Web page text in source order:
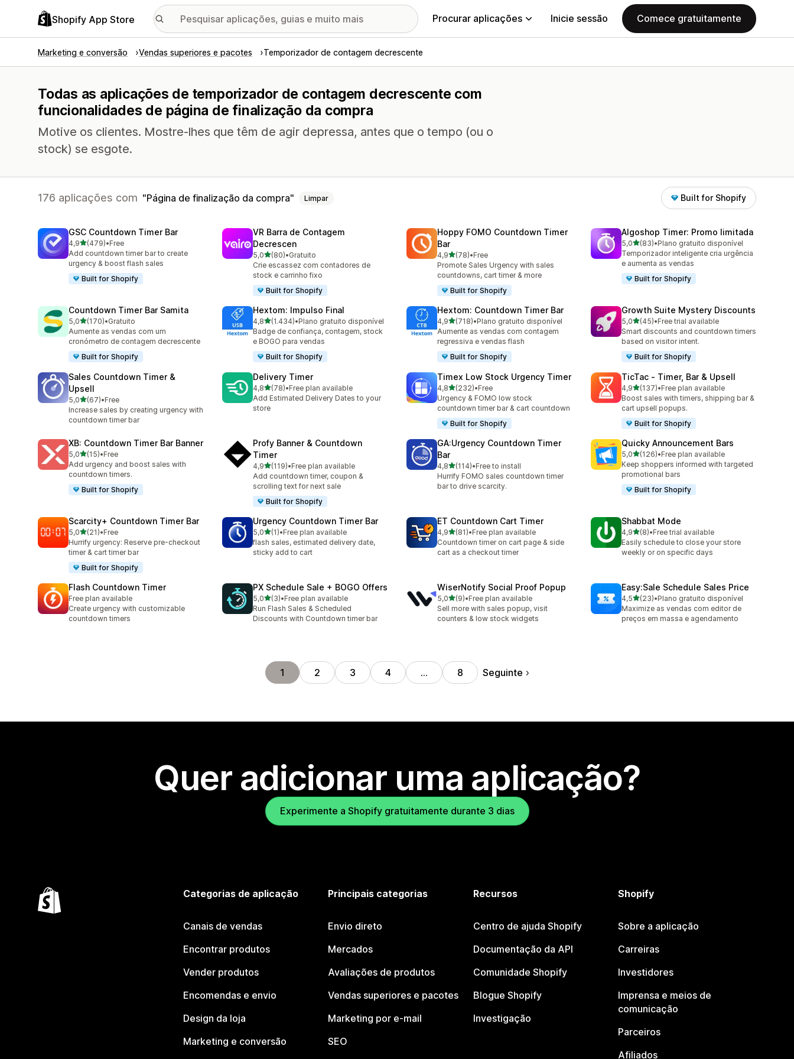
Shopify App Store Procurar aplicações Inicie sessão Comece gratuitamente
Marketing e conversão Vendas superiores e pacotes Temporizador de contagem decrescente
Todas as aplicações de temporizador de contagem decrescente com
funcionalidades de página de finalização da compra
Motive os clientes. Mostre-lhes que têm de agir depressa, antes que o tempo (ou o
stock) se esgote.
176 aplicações com Página de finalização da compra Limpar Built for Shopify
GSC Countdown Timer Bar
4,9de 5 estrelas
(479)
479 total de avaliações
•Free
Add countdown timer bar to create
urgency & boost flash sales
Built for Shopify
VR Barra de Contagem
Decrescen
5,0de 5 estrelas
(80)
80 total de avaliações
•Gratuito
Crie escassez com contadores de
stock e carrinho fixo
Built for Shopify
Hoppy FOMO Countdown Timer
Bar
4,9de 5 estrelas
(78)
78 total de avaliações
•Free
Promote Sales Urgency with sales
countdowns, cart timer & more
Built for Shopify
Algoshop Timer: Promo limitada
5,0de 5 estrelas
(83)
83 total de avaliações
•Plano gratuito disponível
Temporizador inteligente cria urgência
e aumenta as vendas
Built for Shopify
Countdown Timer Bar Samita
5,0de 5 estrelas
(170)
170 total de avaliações
•Gratuito
Aumente as vendas com um
cronómetro de contagem decrescente
Built for Shopify
Hextom: Impulso Final
4,8de 5 estrelas
(1.434)
1434 total de avaliações
•Plano gratuito disponível
Badge de confiança, contagem, stock
e BOGO para vendas
Built for Shopify
Hextom: Countdown Timer Bar
4,9de 5 estrelas
(718)
718 total de avaliações
•Plano gratuito disponível
Aumente as vendas com contagem
regressiva e vendas flash
Built for Shopify
Growth Suite Mystery Discounts
5,0de 5 estrelas
(45)
45 total de avaliações
•Free trial available
Smart discounts and countdown timers
based on visitor intent.
Built for Shopify
Sales Countdown Timer &
Upsell
5,0de 5 estrelas
(67)
67 total de avaliações
•Free
Increase sales by creating urgency with
countdown timer bar
Delivery Timer
4,8de 5 estrelas
(78)
78 total de avaliações
•Free plan available
Add Estimated Delivery Dates to your
store
Timex Low Stock Urgency Timer
4,8de 5 estrelas
(232)
232 total de avaliações
•Free
Urgency & FOMO low stock
countdown timer bar & cart countdown
Built for Shopify
TicTac ‑ Timer, Bar & Upsell
4,9de 5 estrelas
(137)
137 total de avaliações
•Free plan available
Boost sales with timers, shipping bar &
cart upsell popups.
Built for Shopify
XB: Countdown Timer Bar Banner
5,0de 5 estrelas
(15)
15 total de avaliações
•Free
Add urgency and boost sales with
countdown timers.
Built for Shopify
Profy Banner & Countdown
Timer
4,9de 5 estrelas
(119)
119 total de avaliações
•Free plan available
Add countdown timer, coupon &
scrolling text for next sale
Built for Shopify
GA:Urgency Countdown Timer
Bar
4,8de 5 estrelas
(114)
114 total de avaliações
•Free to install
Hurrify FOMO sales countdown timer
bar to drive scarcity.
Quicky Announcement Bars
5,0de 5 estrelas
(126)
126 total de avaliações
•Free plan available
Keep shoppers informed with targeted
promotional bars
Built for Shopify
Scarcity+ Countdown Timer Bar
5,0de 5 estrelas
(21)
21 total de avaliações
•Free
Hurrify urgency: Reserve pre-checkout
timer & cart timer bar
Built for Shopify
Urgency Countdown Timer Bar
5,0de 5 estrelas
(1)
1 total de avaliações
•Free plan available
flash sales, estimated delivery date,
sticky add to cart
ET Countdown Cart Timer
4,9de 5 estrelas
(81)
81 total de avaliações
•Free plan available
Countdown timer on cart page & side
cart as a checkout timer
Shabbat Mode
4,9de 5 estrelas
(8)
8 total de avaliações
•Free trial available
Easily schedule to close your store
weekly or on specific days
Flash Countdown Timer
Free plan available
Create urgency with customizable
countdown timers
PX Schedule Sale + BOGO Offers
5,0de 5 estrelas
(3)
3 total de avaliações
•Free plan available
Run Flash Sales & Scheduled
Discounts with Countdown timer bar
WiserNotify Social Proof Popup
5,0de 5 estrelas
(9)
9 total de avaliações
•Free plan available
Sell more with sales popup, visit
counters & low stock widgets
Easy:Sale Schedule Sales Price
4,5de 5 estrelas
(23)
23 total de avaliações
•Plano gratuito disponível
Maximize as vendas com editor de
preços em massa e agendamento
1 2 3 4 … 8 Seguinte
Quer adicionar uma aplicação?
Experimente a Shopify gratuitamente durante 3 dias
Categorias de aplicação
Canais de vendas
Encontrar produtos
Vender produtos
Encomendas e envio
Design da loja
Marketing e conversão
Principais categorias
Envio direto
Mercados
Avaliações de produtos
Vendas superiores e pacotes
Marketing por e-mail
SEO
Recursos
Centro de ajuda Shopify
Documentação da API
Comunidade Shopify
Blogue Shopify
Investigação
Shopify
Sobre a aplicação
Carreiras
Investidores
Imprensa e meios de
comunicação
Parceiros
Afiliados